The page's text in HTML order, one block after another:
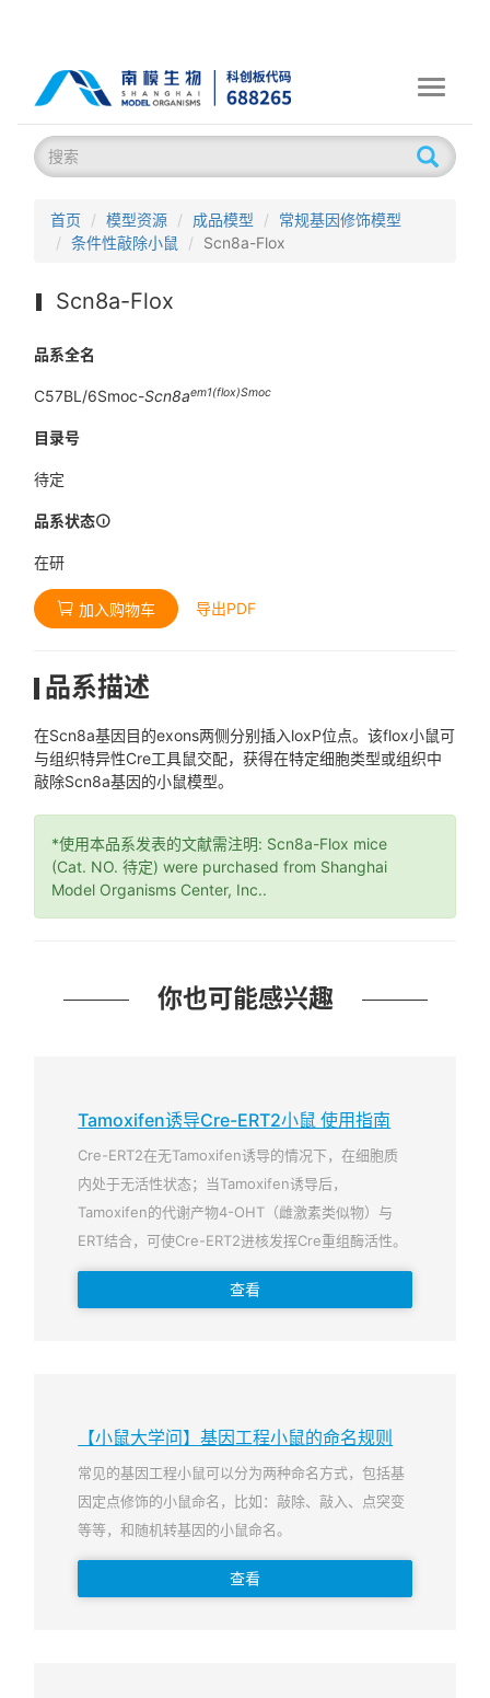
Toggle
首页 模型资源 成品模型
常规基因修饰模型
条件性敲除小鼠
Scn8a-Flox
Scn8a-Flox
品系全名
C57BL/6Smoc-Scn8aem1(flox)Smoc
目录号
待定
品系状态
在研
加入购物车 导出PDF
品系描述
在Scn8a基因目的exons两侧分别插入loxP位点。该flox小鼠可
与组织特异性Cre工具鼠交配，获得在特定细胞类型或组织中
敲除Scn8a基因的小鼠模型。
*使用本品系发表的文献需注明: Scn8a-Flox mice
(Cat. NO. 待定) were purchased from Shanghai
Model Organisms Center, Inc..
你也可能感兴趣
Tamoxifen诱导Cre-ERT2小鼠 使用指南
Cre-ERT2在无Tamoxifen诱导的情况下，在细胞质
内处于无活性状态；当Tamoxifen诱导后，
Tamoxifen的代谢产物4-OHT（雌激素类似物）与
ERT结合，可使Cre-ERT2进核发挥Cre重组酶活性。
查看
【小鼠大学问】基因工程小鼠的命名规则
常见的基因工程小鼠可以分为两种命名方式，包括基
因定点修饰的小鼠命名，比如：敲除、敲入、点突变
等等，和随机转基因的小鼠命名。
查看